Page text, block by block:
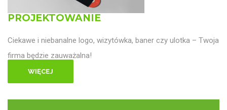
PROJEKTOWANIE
Ciekawe i niebanalne logo, wizytówka, baner czy ulotka – Twoja
firma będzie zauważalna!
WIĘCEJ